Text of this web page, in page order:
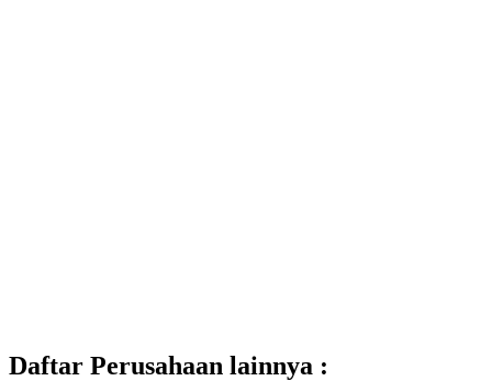
Daftar Perusahaan lainnya :